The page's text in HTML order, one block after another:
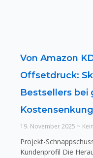
Von Amazon
Offsetdruck:
Bestsellers bei
19. November 2025
Projekt-
Kundenprofil Die